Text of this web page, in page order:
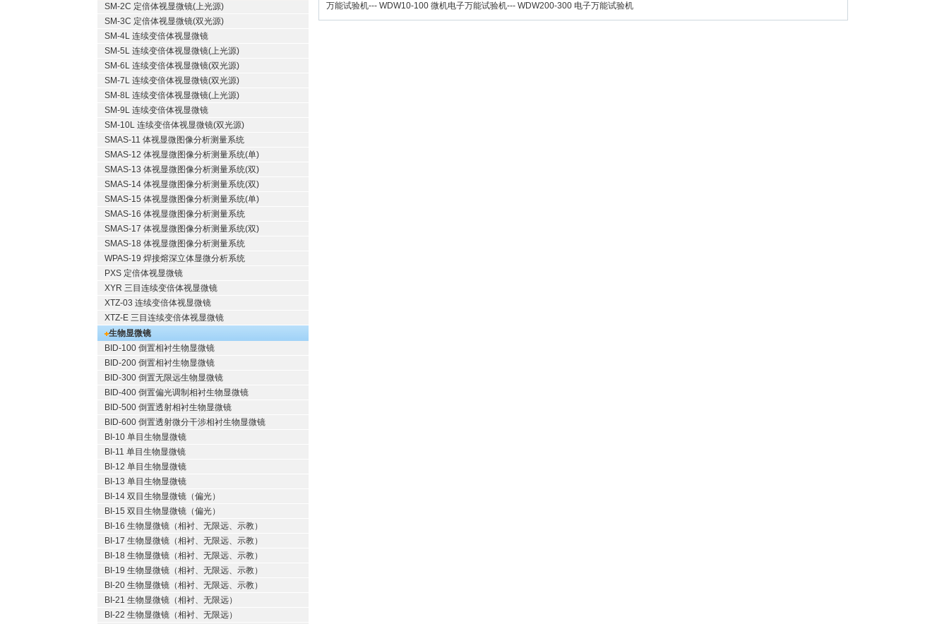
SM-2C 定倍体视显微镜(上光源)
SM-3C 定倍体视显微镜(双光源)
SM-4L 连续变倍体视显微镜
SM-5L 连续变倍体视显微镜(上光源)
SM-6L 连续变倍体视显微镜(双光源)
SM-7L 连续变倍体视显微镜(双光源)
SM-8L 连续变倍体视显微镜(上光源)
SM-9L 连续变倍体视显微镜
SM-10L 连续变倍体视显微镜(双光源)
SMAS-11 体视显微图像分析测量系统
SMAS-12 体视显微图像分析测量系统(单)
SMAS-13 体视显微图像分析测量系统(双)
SMAS-14 体视显微图像分析测量系统(双)
SMAS-15 体视显微图像分析测量系统(单)
SMAS-16 体视显微图像分析测量系统
SMAS-17 体视显微图像分析测量系统(双)
SMAS-18 体视显微图像分析测量系统
WPAS-19 焊接熔深立体显微分析系统
PXS 定倍体视显微镜
XYR 三目连续变倍体视显微镜
XTZ-03 连续变倍体视显微镜
XTZ-E 三目连续变倍体视显微镜
生物显微镜
BID-100 倒置相衬生物显微镜
BID-200 倒置相衬生物显微镜
BID-300 倒置无限远生物显微镜
BID-400 倒置偏光调制相衬生物显微镜
BID-500 倒置透射相衬生物显微镜
BID-600 倒置透射微分干涉相衬生物显微镜
BI-10 单目生物显微镜
BI-11 单目生物显微镜
BI-12 单目生物显微镜
BI-13 单目生物显微镜
BI-14 双目生物显微镜（偏光）
BI-15 双目生物显微镜（偏光）
BI-16 生物显微镜（相衬、无限远、示教）
BI-17 生物显微镜（相衬、无限远、示教）
BI-18 生物显微镜（相衬、无限远、示教）
BI-19 生物显微镜（相衬、无限远、示教）
BI-20 生物显微镜（相衬、无限远、示教）
BI-21 生物显微镜（相衬、无限远）
BI-22 生物显微镜（相衬、无限远）
万能试验机--- WDW10-100 微机电子万能试验机--- WDW200-300 电子万能试验机